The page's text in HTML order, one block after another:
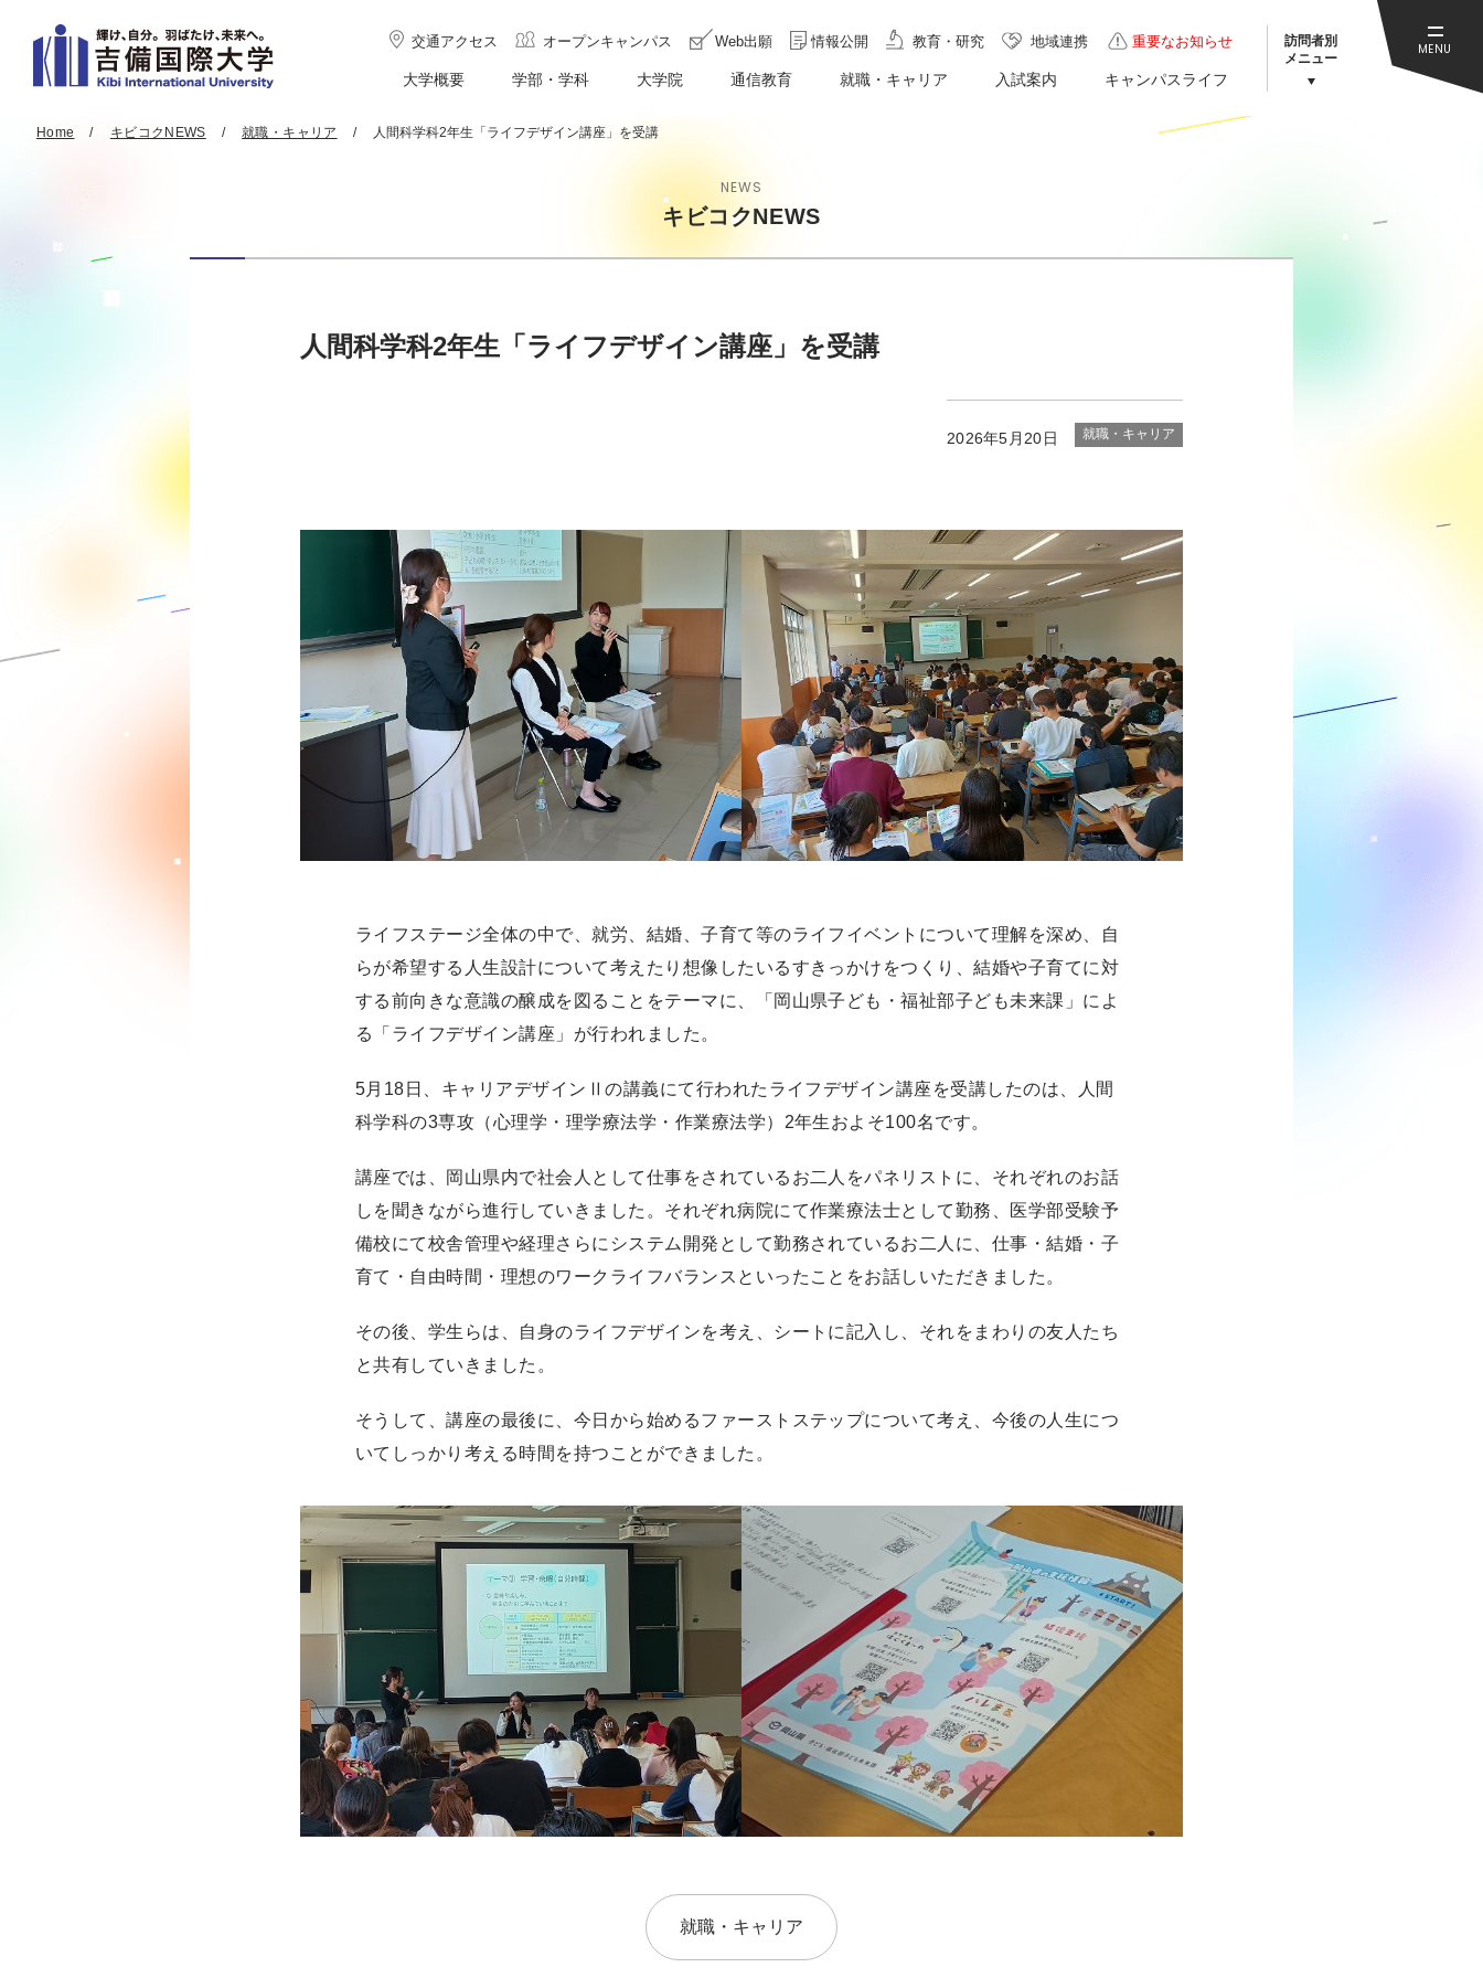
交通アクセス オープンキャンパス Web出願 情報公開 教育・研究 地域連携 重要なお知らせ
大学概要 学部・学科 大学院 通信教育 就職・キャリア 入試案内 キャンパスライフ
訪問者別
メニュー
MENU
Home キビコクNEWS 就職・キャリア 人間科学科2年生「ライフデザイン講座」を受講
NEWS
キビコクNEWS
人間科学科2年生「ライフデザイン講座」を受講
2026年5月20日 就職・キャリア
ライフステージ全体の中で、就労、結婚、子育て等のライフイベントについて理解を深め、自
らが希望する人生設計について考えたり想像したいるすきっかけをつくり、結婚や子育てに対
する前向きな意識の醸成を図ることをテーマに、「岡山県子ども・福祉部子ども未来課」によ
る「ライフデザイン講座」が行われました。
5月18日、キャリアデザインⅡの講義にて行われたライフデザイン講座を受講したのは、人間
科学科の3専攻（心理学・理学療法学・作業療法学）2年生およそ100名です。
講座では、岡山県内で社会人として仕事をされているお二人をパネリストに、それぞれのお話
しを聞きながら進行していきました。それぞれ病院にて作業療法士として勤務、医学部受験予
備校にて校舎管理や経理さらにシステム開発として勤務されているお二人に、仕事・結婚・子
育て・自由時間・理想のワークライフバランスといったことをお話しいただきました。
その後、学生らは、自身のライフデザインを考え、シートに記入し、それをまわりの友人たち
と共有していきました。
そうして、講座の最後に、今日から始めるファーストステップについて考え、今後の人生につ
いてしっかり考える時間を持つことができました。
就職・キャリア